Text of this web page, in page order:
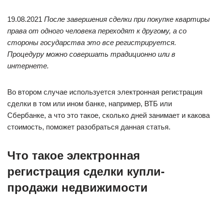
19.08.2021 После завершения сделки при покупке квартиры
права от одного человека переходят к другому, а со
стороны государства это все регистрируется.
Процедуру можно совершать традиционно или в
интернете.
Во втором случае используется электронная регистрация
сделки в том или ином банке, например, ВТБ или
Сбербанке, а что это такое, сколько дней занимает и какова
стоимость, поможет разобраться данная статья.
Что такое электронная
регистрация сделки купли-
продажи недвижимости